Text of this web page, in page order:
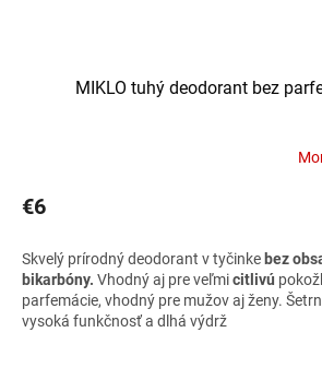
MIKLO tuhý deodorant bez
€6
Skvelý prírodný deodorant v tyčinke bez
bikarbóny. Vhodný aj pre veľmicitlivú
parfemácie, vhodný pre mužov aj ženy.
vysoká funkčnosť a dlhá výdrž